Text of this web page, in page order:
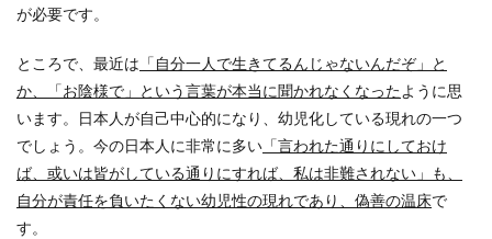
が必要です。
ところで、最近は 「自分一人で生きてるんじゃないんだぞ」と
か、「お陰様で」という言葉が本当に聞かれなくなったように思
います。日本人が自己中心的になり、幼児化している現れの一つ
でしょう。今の日本人に非常に多い 「言われた通りにしておけ
ば、或いは皆がしている通りにすれば、私は非難されない」も、
自分が責任を負いたくない幼児性の現れであり、偽善の温床で
す。